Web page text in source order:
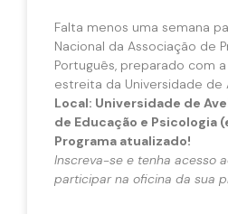
Falta menos uma semana
Nacional da Associação de
Português, preparado com
estreita da Universidade de
Local: Universidade de
de Educação e Psicologia
Programa atualizado!
Inscreva-se e tenha acesso
participar na oficina da sua